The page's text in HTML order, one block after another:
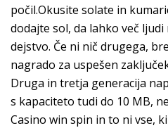
počil.Okusite solate in
dodajte sol, da lahko več
dejstvo. Če ni nič drugega,
nagrado za uspešen
Druga in tretja generacija
s kapaciteto tudi do 10 MB,
Casino win spin in to ni vse,